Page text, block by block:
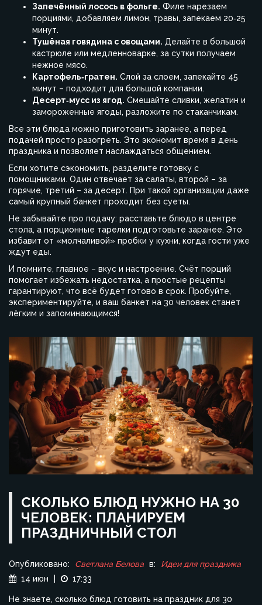
Запечённый лосось в фольге. Филе нарезаем
порциями, добавляем лимон, травы, запекаем 20‑25
минут.
Тушёная говядина с овощами. Делайте в большой
кастрюле или медленноварке, за сутки получаем
нежное мясо.
Картофель‑гратен. Слой за слоем, запекайте 45
минут – подходит для большой компании.
Десерт‑мусс из ягод. Смешайте сливки, желатин и
замороженные ягоды, разложите по стаканчикам.
Все эти блюда можно приготовить заранее, а перед
подачей просто разогреть. Это экономит время в день
праздника и позволяет наслаждаться общением.
Если хотите сэкономить, разделите готовку с
помощниками. Один отвечает за салаты, второй – за
горячие, третий – за десерт. При такой организации даже
самый крупный банкет проходит без суеты.
Не забывайте про подачу: расставьте блюдо в центре
стола, а порционные тарелки подготовьте заранее. Это
избавит от «молчаливой» пробки у кухни, когда гости уже
ждут еды.
И помните, главное – вкус и настроение. Счёт порций
помогает избежать недостатка, а простые рецепты
гарантируют, что всё будет готово в срок. Пробуйте,
экспериментируйте, и ваш банкет на 30 человек станет
лёгким и запоминающимся!
СКОЛЬКО БЛЮД НУЖНО НА 30
ЧЕЛОВЕК: ПЛАНИРУЕМ
ПРАЗДНИЧНЫЙ СТОЛ
Опубликовано: Светлана Белова в:
Идеи для праздника
14 июн
17:33
Не знаете, сколько блюд готовить на праздник для 30